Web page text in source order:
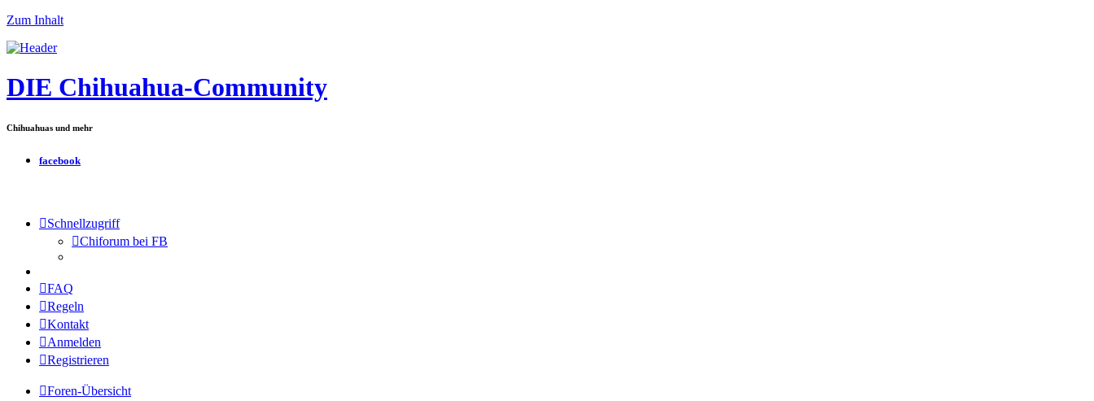
Zum Inhalt
DIE Chihuahua-Community
Chihuahuas und mehr
facebook
Schnellzugriff
Chiforum bei FB
FAQ
Regeln
Kontakt
Anmelden
Registrieren
Foren-Übersicht